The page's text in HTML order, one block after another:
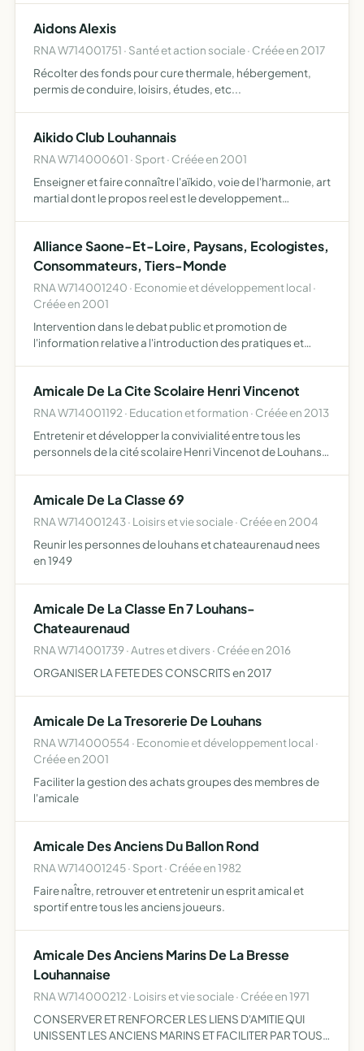
Aidons Alexis
RNA W714001751 · Santé et action sociale · Créée en 2017
Récolter des fonds pour cure thermale, hébergement,
permis de conduire, loisirs, études, etc...
Aikido Club Louhannais
RNA W714000601 · Sport · Créée en 2001
Enseigner et faire connaître l'aïkido, voie de l'harmonie, art
martial dont le propos reel est le developpement
Alliance Saone-Et-Loire, Paysans, Ecologistes,
Consommateurs, Tiers-Monde
RNA W714001240 · Economie et développement local ·
Créée en 2001
Intervention dans le debat public et promotion de
l'information relative a l'introduction des pratiques et
consequences d…
Amicale De La Cite Scolaire Henri Vincenot
RNA W714001192 · Education et formation · Créée en 2013
Entretenir et développer la convivialité entre tous les
personnels de la cité scolaire Henri Vincenot de Louhans
Amicale De La Classe 69
RNA W714001243 · Loisirs et vie sociale · Créée en 2004
Reunir les personnes de louhans et chateaurenaud nees
en 1949
Amicale De La Classe En 7 Louhans-
Chateaurenaud
RNA W714001739 · Autres et divers · Créée en 2016
ORGANISER LA FETE DES CONSCRITS en 2017
Amicale De La Tresorerie De Louhans
RNA W714000554 · Economie et développement local ·
Créée en 2001
Faciliter la gestion des achats groupes des membres de
l'amicale
Amicale Des Anciens Du Ballon Rond
RNA W714001245 · Sport · Créée en 1982
Faire naÎtre, retrouver et entretenir un esprit amical et
sportif entre tous les anciens joueurs.
Amicale Des Anciens Marins De La Bresse
Louhannaise
RNA W714000212 · Loisirs et vie sociale · Créée en 1971
CONSERVER ET RENFORCER LES LIENS D'AMITIE QUI
UNISSENT LES ANCIENS MARINS ET FACILITER PAR TOUS